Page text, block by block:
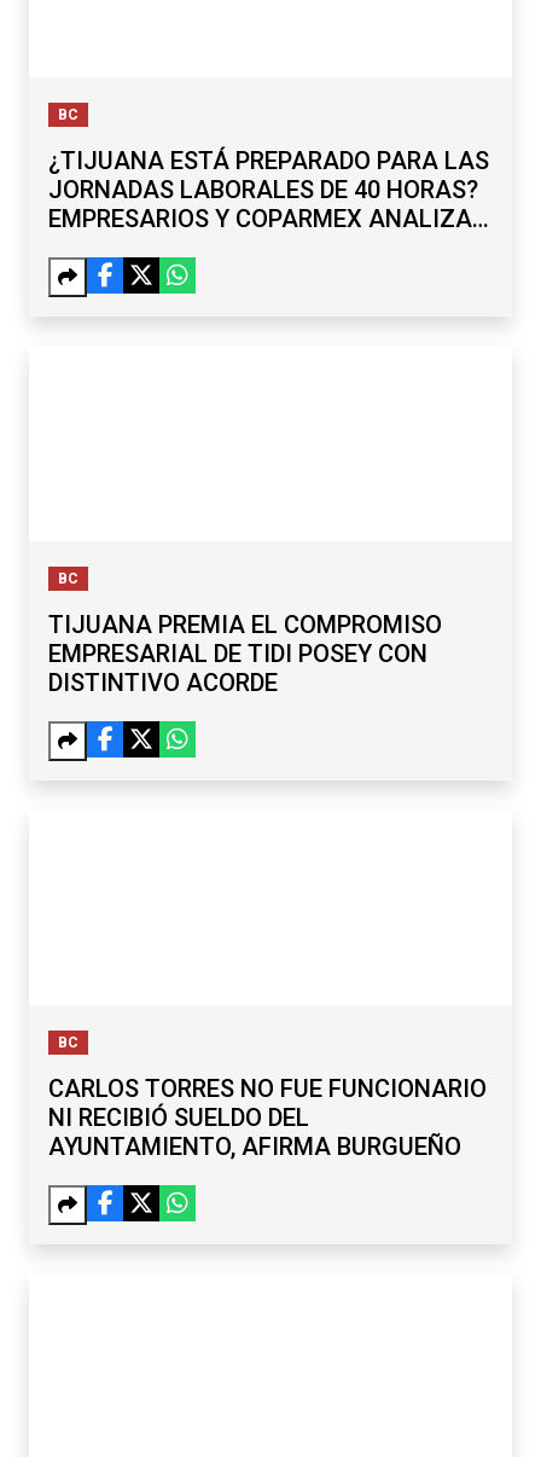
BC
¿TIJUANA ESTÁ PREPARADO PARA LAS
JORNADAS LABORALES DE 40 HORAS?
EMPRESARIOS Y COPARMEX ANALIZAN
BC
TIJUANA PREMIA EL COMPROMISO
EMPRESARIAL DE TIDI POSEY CON
DISTINTIVO ACORDE
BC
CARLOS TORRES NO FUE FUNCIONARIO
NI RECIBIÓ SUELDO DEL
AYUNTAMIENTO, AFIRMA BURGUEÑO